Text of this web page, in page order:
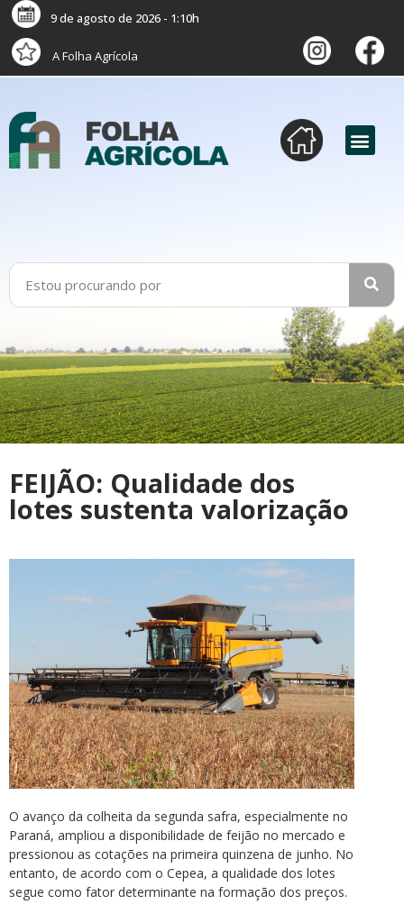
9 de agosto de 2026 - 1:10h
A Folha Agrícola
FEIJÃO: Qualidade dos
lotes sustenta valorização
O avanço da colheita da segunda safra, especialmente no
Paraná, ampliou a disponibilidade de feijão no mercado e
pressionou as cotações na primeira quinzena de junho. No
entanto, de acordo com o Cepea, a qualidade dos lotes
segue como fator determinante na formação dos preços.